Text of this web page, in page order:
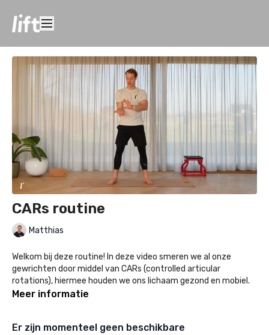
CARs routine
Matthias
Welkom bij deze routine! In deze video smeren we al onze
gewrichten door middel van CARs (controlled articular
rotations), hiermee houden we ons lichaam gezond en mobiel.
Volg mee en integreer deze oefeningen in je dagelijkse routine
Laten we samen beginnen!
Meer informatie
Er zijn momenteel geen beschikbare